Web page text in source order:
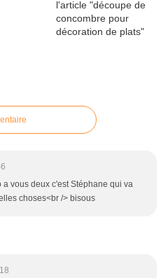
vous deux c'est Stéphane qui va
choses<br /> bisous